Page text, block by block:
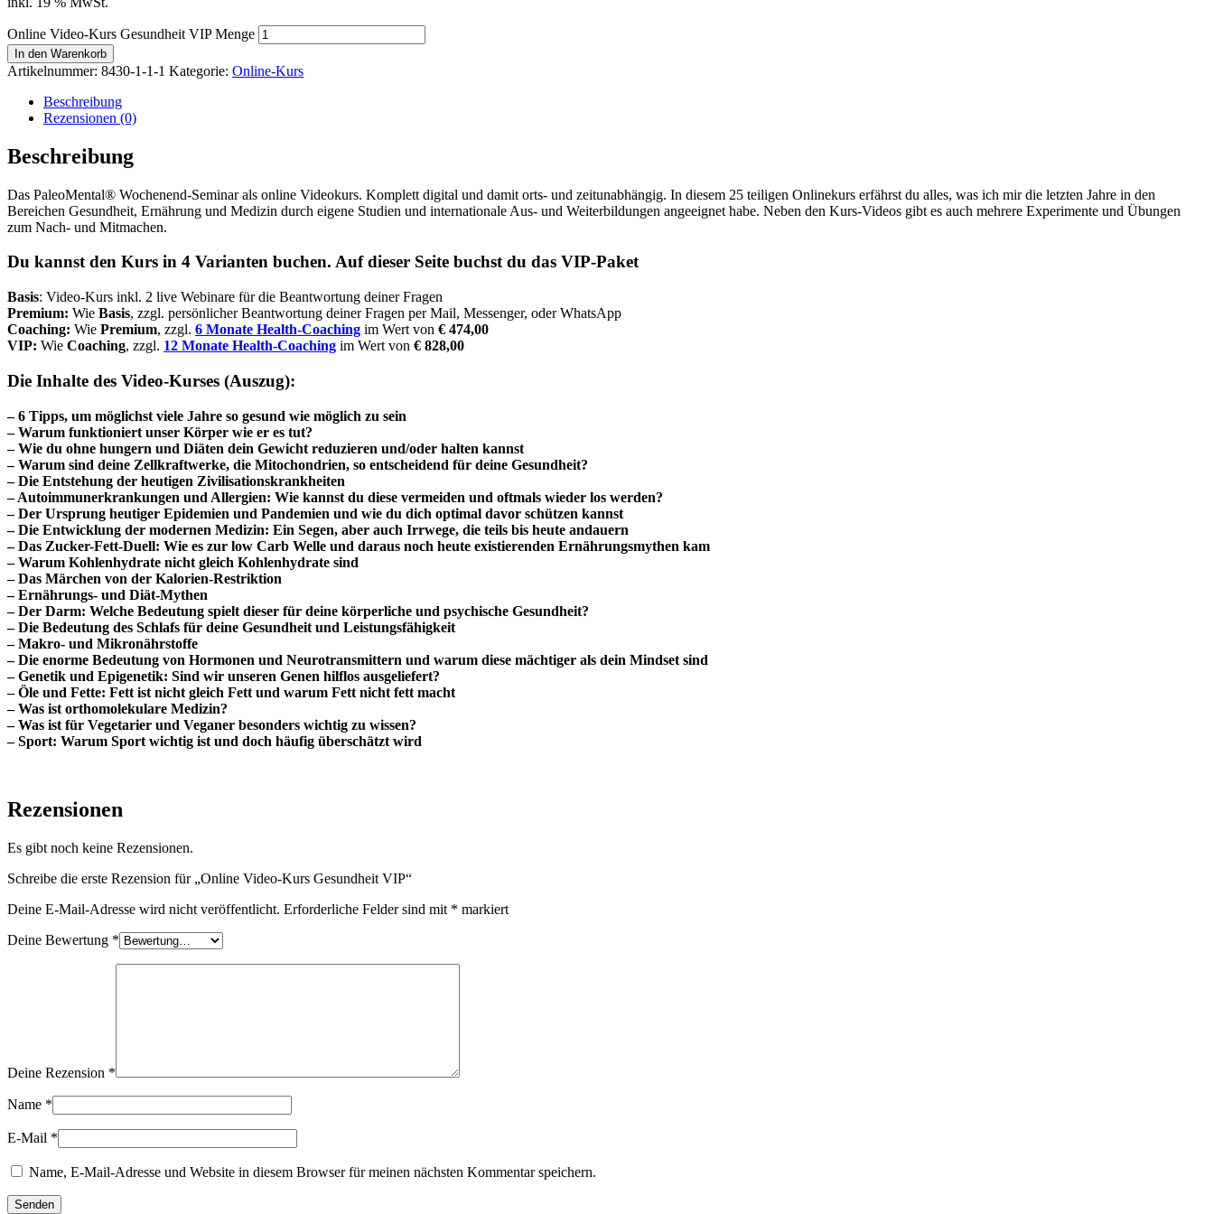
Online Video-Kurs Gesundheit VIP Menge
In den Warenkorb
Artikelnummer: 8430-1-1-1 Kategorie: Online-Kurs
Beschreibung
Rezensionen (0)
Beschreibung
Das PaleoMental® Wochenend-Seminar als online Videokurs. Komplett digital und damit orts- und zeitunabhängig. In diesem 25 teiligen Onlinekurs erfährst du alles, was ich mir die letzten Jahre in den
Bereichen Gesundheit, Ernährung und Medizin durch eigene Studien und internationale Aus- und Weiterbildungen angeeignet habe. Neben den Kurs-Videos gibt es auch mehrere Experimente und Übungen
zum Nach- und Mitmachen.
Du kannst den Kurs in 4 Varianten buchen. Auf dieser Seite buchst du das VIP-Paket
Basis: Video-Kurs inkl. 2 live Webinare für die Beantwortung deiner Fragen
Premium: Wie Basis, zzgl. persönlicher Beantwortung deiner Fragen per Mail, Messenger, oder WhatsApp
Coaching: Wie Premium, zzgl. 6 Monate Health-Coaching im Wert von € 474,00
VIP: Wie Coaching, zzgl. 12 Monate Health-Coaching im Wert von € 828,00
Die Inhalte des Video-Kurses (Auszug):
– 6 Tipps, um möglichst viele Jahre so gesund wie möglich zu sein
– Warum funktioniert unser Körper wie er es tut?
– Wie du ohne hungern und Diäten dein Gewicht reduzieren und/oder halten kannst
– Warum sind deine Zellkraftwerke, die Mitochondrien, so entscheidend für deine Gesundheit?
– Die Entstehung der heutigen Zivilisationskrankheiten
– Autoimmunerkrankungen und Allergien: Wie kannst du diese vermeiden und oftmals wieder los werden?
– Der Ursprung heutiger Epidemien und Pandemien und wie du dich optimal davor schützen kannst
– Die Entwicklung der modernen Medizin: Ein Segen, aber auch Irrwege, die teils bis heute andauern
– Das Zucker-Fett-Duell: Wie es zur low Carb Welle und daraus noch heute existierenden Ernährungsmythen kam
– Warum Kohlenhydrate nicht gleich Kohlenhydrate sind
– Das Märchen von der Kalorien-Restriktion
– Ernährungs- und Diät-Mythen
– Der Darm: Welche Bedeutung spielt dieser für deine körperliche und psychische Gesundheit?
– Die Bedeutung des Schlafs für deine Gesundheit und Leistungsfähigkeit
– Makro- und Mikronährstoffe
– Die enorme Bedeutung von Hormonen und Neurotransmittern und warum diese mächtiger als dein Mindset sind
– Genetik und Epigenetik: Sind wir unseren Genen hilflos ausgeliefert?
– Öle und Fette: Fett ist nicht gleich Fett und warum Fett nicht fett macht
– Was ist orthomolekulare Medizin?
– Was ist für Vegetarier und Veganer besonders wichtig zu wissen?
– Sport: Warum Sport wichtig ist und doch häufig überschätzt wird
Rezensionen
Es gibt noch keine Rezensionen.
Schreibe die erste Rezension für „Online Video-Kurs Gesundheit VIP“
Deine E-Mail-Adresse wird nicht veröffentlicht. Erforderliche Felder sind mit * markiert
Deine Bewertung *
Deine Rezension *
Name *
E-Mail *
Name, E-Mail-Adresse und Website in diesem Browser für meinen nächsten Kommentar speichern.